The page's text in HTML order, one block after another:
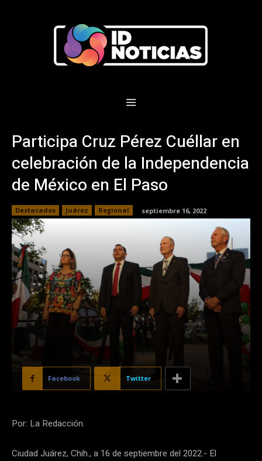
Participa Cruz Pérez Cuéllar en
celebración de la Independencia
de México en El Paso
Destacados Juárez Regional septiembre 16, 2022
Facebook Twitter
Por: La Redacción.
Ciudad Juárez, Chih., a 16 de septiembre del 2022.- El